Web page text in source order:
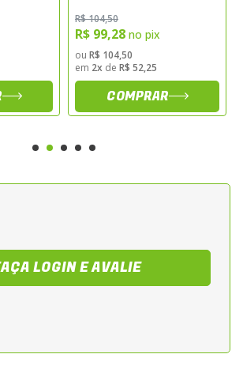
transmissões manuais de
4 tempos, inclusive
embreagem úmida.
para uso diário, esportivo ou
garantindo
SAE
conforme manual do
R$ 104,50
R$ 99,28 no pix
ou R$ 104,50
em 2x de R$ 52,25
COMPRAR
LOGIN E AVALIE